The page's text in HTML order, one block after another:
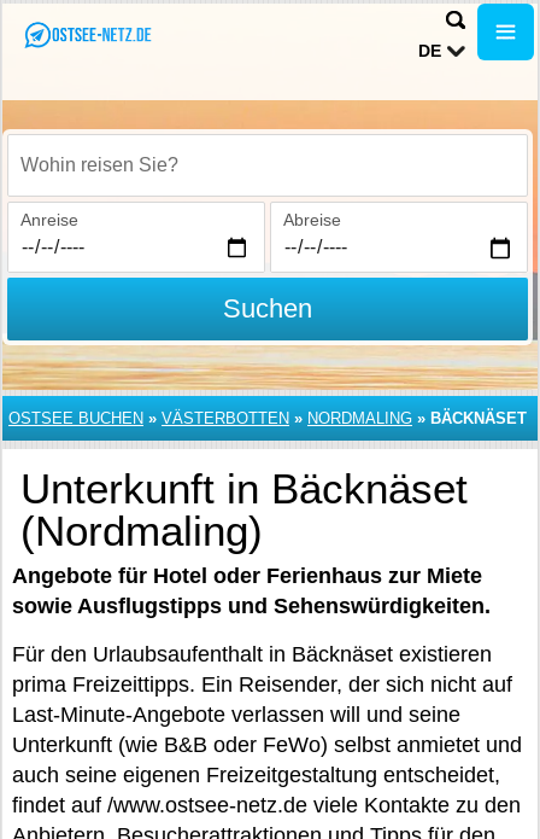
DE
Wohin reisen Sie?
Anreise Abreise
Suchen
OSTSEE BUCHEN » VÄSTERBOTTEN » NORDMALING » BÄCKNÄSET
Unterkunft in Bäcknäset
(Nordmaling)
Angebote für Hotel oder Ferienhaus zur Miete
sowie Ausflugstipps und Sehenswürdigkeiten.
Für den Urlaubsaufenthalt in Bäcknäset existieren
prima Freizeittipps. Ein Reisender, der sich nicht auf
Last-Minute-Angebote verlassen will und seine
Unterkunft (wie B&B oder FeWo) selbst anmietet und
auch seine eigenen Freizeitgestaltung entscheidet,
findet auf /www.ostsee-netz.de viele Kontakte zu den